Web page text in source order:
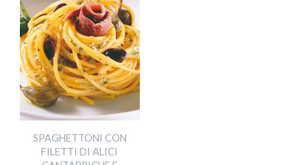
SPAGHETTONI CON
FILETTI DI ALICI